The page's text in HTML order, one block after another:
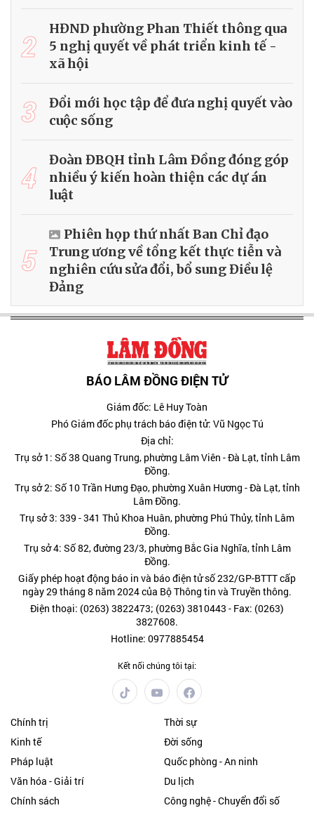
2
HĐND phường Phan Thiết thông qua
5 nghị quyết về phát triển kinh tế -
xã hội
3
Đổi mới học tập để đưa nghị quyết vào
cuộc sống
4
Đoàn ĐBQH tỉnh Lâm Đồng đóng góp
nhiều ý kiến hoàn thiện các dự án
luật
5
Phiên họp thứ nhất Ban Chỉ đạo
Trung ương về tổng kết thực tiễn và
nghiên cứu sửa đổi, bổ sung Điều lệ
Đảng
BÁO LÂM ĐỒNG ĐIỆN TỬ
Giám đốc: Lê Huy Toàn
Phó Giám đốc phụ trách báo điện tử: Vũ Ngọc Tú
Địa chỉ:
Trụ sở 1: Số 38 Quang Trung, phường Lâm Viên - Đà Lạt, tỉnh Lâm
Đồng.
Trụ sở 2: Số 10 Trần Hưng Đạo, phường Xuân Hương - Đà Lạt, tỉnh
Lâm Đồng.
Trụ sở 3: 339 - 341 Thủ Khoa Huân, phường Phú Thủy, tỉnh Lâm
Đồng.
Trụ sở 4: Số 82, đường 23/3, phường Bắc Gia Nghĩa, tỉnh Lâm
Đồng.
Giấy phép hoạt động báo in và báo điện tử số 232/GP-BTTT cấp
ngày 29 tháng 8 năm 2024 của Bộ Thông tin và Truyền thông.
Điện thoại: (0263) 3822473; (0263) 3810443 - Fax: (0263)
3827608.
Hotline: 0977885454
Kết nối chúng tôi tại:
Chính trị
Thời sự
Kinh tế
Đời sống
Pháp luật
Quốc phòng - An ninh
Văn hóa - Giải trí
Du lịch
Chính sách
Công nghệ - Chuyển đổi số